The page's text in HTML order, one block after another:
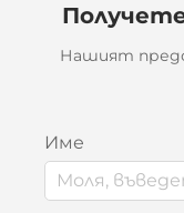
Нашият
Име